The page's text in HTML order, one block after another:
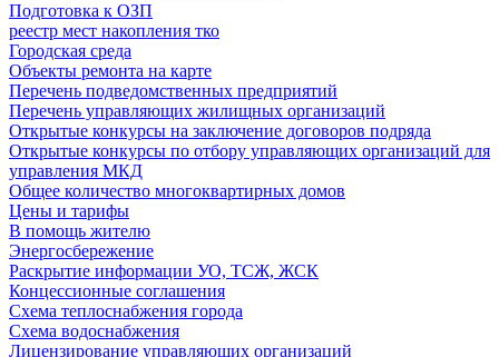
Подготовка к ОЗП
реестр мест накопления тко
Городская среда
Объекты ремонта на карте
Перечень подведомственных предприятий
Перечень управляющих жилищных организаций
Открытые конкурсы на заключение договоров подряда
Открытые конкурсы по отбору управляющих организаций для
управления МКД
Общее количество многоквартирных домов
Цены и тарифы
В помощь жителю
Энергосбережение
Раскрытие информации УО, ТСЖ, ЖСК
Концессионные соглашения
Схема теплоснабжения города
Схема водоснабжения
Лицензирование управляющих организаций